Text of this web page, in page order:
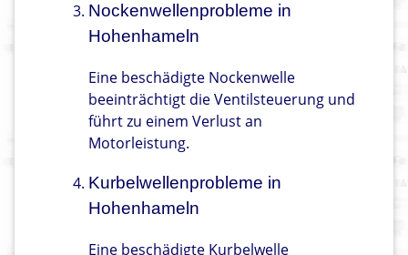
Nockenwellenprobleme in
Hohenhameln
Eine beschädigte Nockenwelle
beeinträchtigt die Ventilsteuerung und
führt zu einem Verlust an
Motorleistung.
Kurbelwellenprobleme in
Hohenhameln
Eine beschädigte Kurbelwelle